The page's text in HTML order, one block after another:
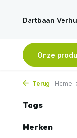
Dartbaan
Onze
verstuurd
Terug Home
Tags
Merken